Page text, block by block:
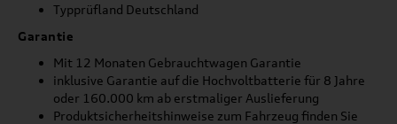
Typprüfland Deutschland
Garantie
Mit 12 Monaten Gebrauchtwagen Garantie
inklusive Garantie auf die Hochvoltbatterie für 8 Jahre
oder 160.000 km ab erstmaliger Auslieferung
Produktsicherheitshinweise zum Fahrzeug finden Sie